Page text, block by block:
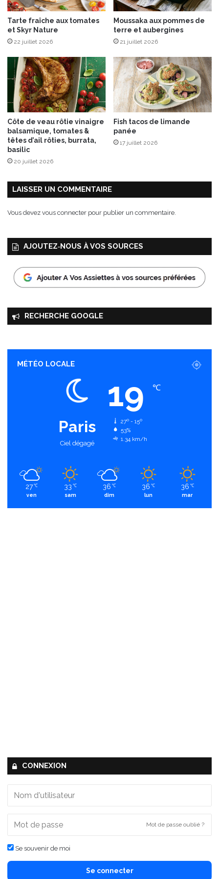
Tarte fraîche aux tomates
et Skyr Nature
22 juillet 2026
Moussaka aux pommes de
terre et aubergines
21 juillet 2026
Côte de veau rôtie vinaigre
balsamique, tomates &
têtes d’ail rôties, burrata,
basilic
20 juillet 2026
Fish tacos de limande
panée
17 juillet 2026
LAISSER UN COMMENTAIRE
Vous devez vous connecter pour publier un commentaire.
AJOUTEZ‑NOUS À VOS SOURCES
RECHERCHE GOOGLE
MÉTÉO LOCALE
Paris
Ciel dégagé
19 ℃
27º - 15º
53%
1.34 km/h
27 ℃
ven
33 ℃
sam
36 ℃
dim
36 ℃
lun
36 ℃
mar
CONNEXION
Mot de passe oublié ?
Se souvenir de moi
Se connecter